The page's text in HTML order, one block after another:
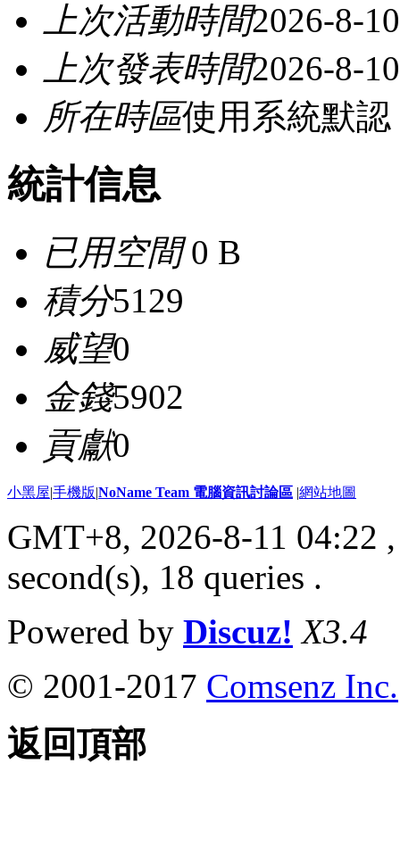
上次活動時間2026-8-
上次發表時間2026-8-
所在時區使用系統默認
統計信息
已用空間0 B
積分5129
威望0
金錢5902
貢獻0
小黑屋|手機版|NoName Team 電腦資訊討論區 |網站地圖
GMT+8, 2026-8-11 04:22
second(s), 18 queries .
Powered by Discuz! X3.4
© 2001-2017 Comsenz Inc.
返回頂部